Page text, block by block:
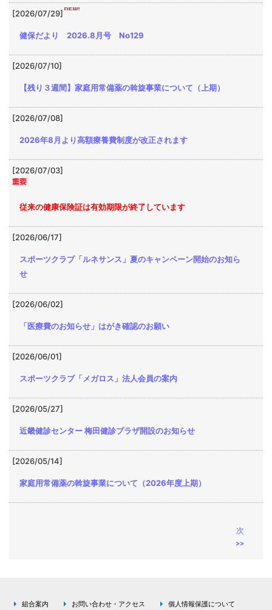
[2026/07/29]
健保だより 2026.8月号 No129
[2026/07/10]
【残り３週間】家庭用常備薬の斡旋事業について（上期）
[2026/07/08]
2026年8月より高額療養費制度が改正されます
[2026/07/03]
従来の健康保険証は有効期限が終了しています
[2026/06/17]
スポーツクラブ「ルネサンス」夏のキャンペーン開始のお知ら
せ
[2026/06/02]
「医療費のお知らせ」はがき確認のお願い
[2026/06/01]
スポーツクラブ「メガロス」法人会員の案内
[2026/05/27]
近畿健診センター 梅田健診プラザ開設のお知らせ
[2026/05/14]
家庭用常備薬の斡旋事業について（2026年度上期）
次
>>
組合案内 お問い合わせ・アクセス 個人情報保護について